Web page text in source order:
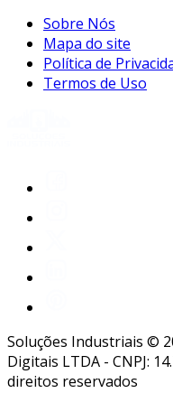
Sobre Nós
Mapa do site
Política de
Termos de Uso
Soluções Industriais ©
Digitais LTDA - CNPJ:
direitos reservados